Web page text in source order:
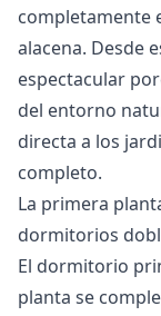
completamente
alacena. Desde
espectacular
del entorno
directa a los
completo.
La primera
dormitorios
El dormitorio
planta se